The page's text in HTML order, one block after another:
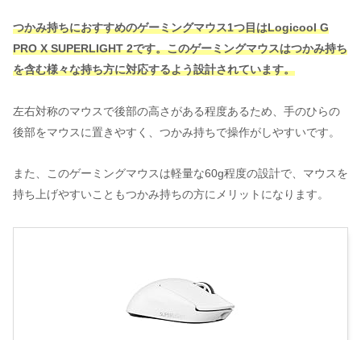
つかみ持ちにおすすめのゲーミングマウス1つ目はLogicool G
PRO X SUPERLIGHT 2です。このゲーミングマウスはつかみ持ち
を含む様々な持ち方に対応するよう設計されています。
左右対称のマウスで後部の高さがある程度あるため、手のひらの
後部をマウスに置きやすく、つかみ持ちで操作がしやすいです。
また、このゲーミングマウスは軽量な60g程度の設計で、マウスを
持ち上げやすいこともつかみ持ちの方にメリットになります。